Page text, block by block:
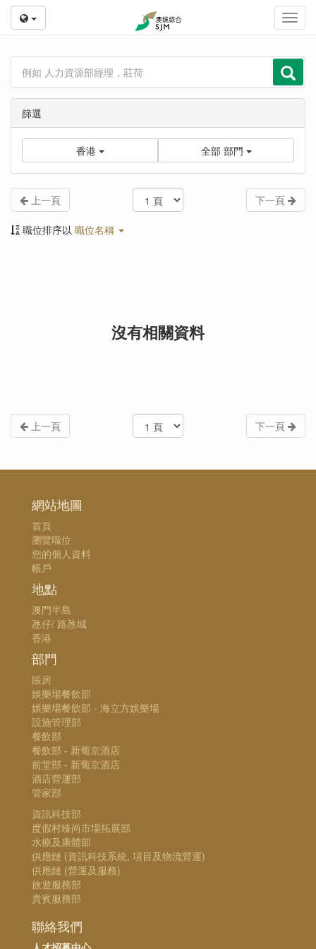
篩選
香港 全部 部門
上一頁 下一頁
職位排序以 職位名稱
沒有相關資料
上一頁 下一頁
網站地圖
首頁
瀏覽職位
您的個人資料
帳戶
地點
澳門半島
氹仔/ 路氹城
香港
部門
賬房
娛樂場餐飲部
娛樂場餐飲部 - 海立方娛樂場
設施管理部
餐飲部
餐飲部 - 新葡京酒店
前堂部 - 新葡京酒店
酒店營運部
管家部
資訊科技部
度假村臻尚市場拓展部
水療及康體部
供應鏈 (資訊科技系統, 項目及物流營運)
供應鏈 (營運及服務)
旅遊服務部
貴賓服務部
聯絡我們